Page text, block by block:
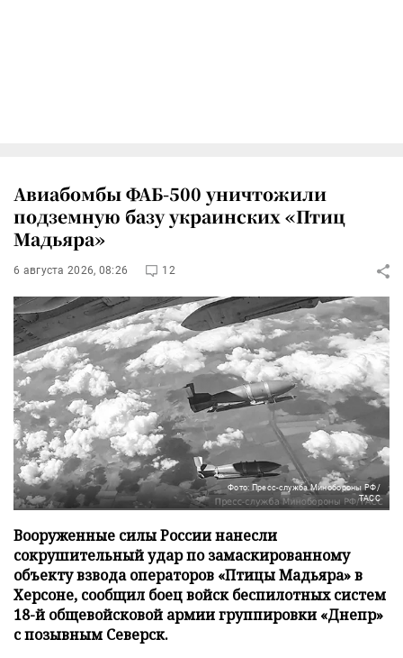
Авиабомбы ФАБ-500 уничтожили
подземную базу украинских «Птиц
Мадьяра»
6 августа 2026, 08:26 12
Фото: Пресс-служба Минобороны РФ/
ТАСС
Вооруженные силы России нанесли
сокрушительный удар по замаскированному
объекту взвода операторов «Птицы Мадьяра» в
Херсоне, сообщил боец войск беспилотных систем
18-й общевойсковой армии группировки «Днепр»
с позывным Северск.